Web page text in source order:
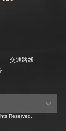
交通路线
Reserved.